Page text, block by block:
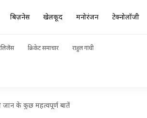
बिज़नेस खेलकूद मनोरंजन टेक्नोलॉजी
क्रिकेट समाचार राहुल गांधी
के कुछ महत्वपूर्ण बातें